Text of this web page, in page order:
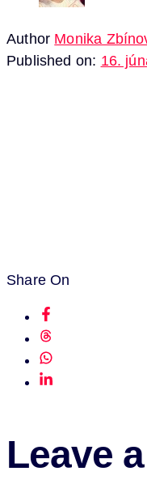
Author Monika
Published on: 16.
Share On
Leave